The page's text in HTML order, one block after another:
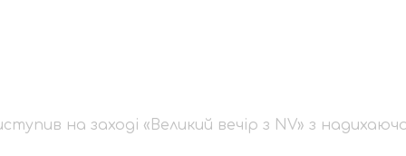
промовою
на заході «Великий вечір з NV» з